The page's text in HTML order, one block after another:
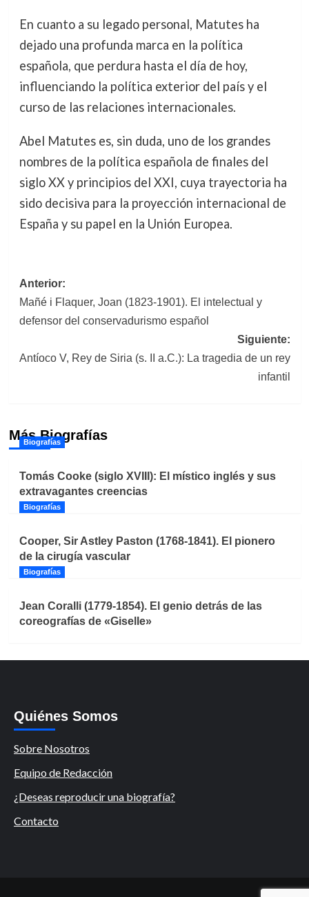
En cuanto a su legado personal, Matutes ha
dejado una profunda marca en la política
española, que perdura hasta el día de hoy,
influenciando la política exterior del país y el
curso de las relaciones internacionales.
Abel Matutes es, sin duda, uno de los grandes
nombres de la política española de finales del
siglo XX y principios del XXI, cuya trayectoria ha
sido decisiva para la proyección internacional de
España y su papel en la Unión Europea.
Navegación
de
Anterior:
Mañé i Flaquer, Joan (1823-1901). El intelectual y
defensor del conservadurismo español
Siguiente:
Antíoco V, Rey de Siria (s. II a.C.): La tragedia de un rey
infantil
Más Biografías
Biografías
Tomás Cooke (siglo XVIII): El místico inglés y sus
extravagantes creencias
Biografías
Cooper, Sir Astley Paston (1768-1841). El pionero
de la cirugía vascular
Biografías
Jean Coralli (1779-1854). El genio detrás de las
coreografías de «Giselle»
Quiénes Somos
Sobre Nosotros
Equipo de Redacción
¿Deseas reproducir una biografía?
Contacto